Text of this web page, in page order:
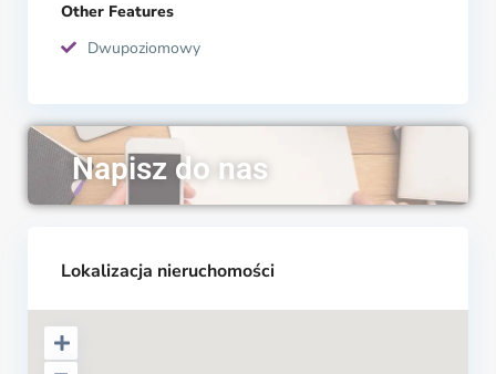
Other Features
Dwupoziomowy
Napisz do nas
Lokalizacja nieruchomości